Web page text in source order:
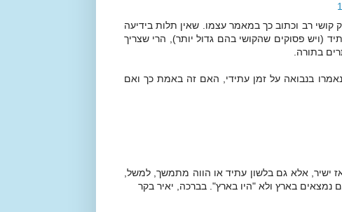
קושי רב וכתוב כך במאמר עצמו. שאין תלות בידיעה
(ויש פסוקים שהקושי בהם גדול יותר), הרי שצריך
בתורה.
בנבואה על זמן עתידי, האם זה באמת כך ואם
ישיר, אלא גם בלשון עתיד או הווה מתמשך, למשל,
נמצאים בארץ ולא "היו בארץ". בברכה, יאיר בקר